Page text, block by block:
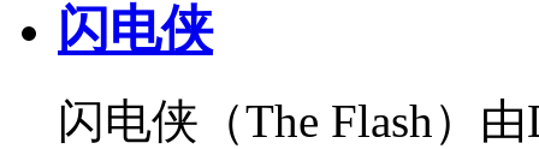
闪电侠
闪电侠（The Flash）